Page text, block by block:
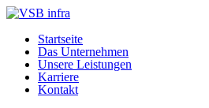
Startseite
Das Unternehmen
Unsere Leistungen
Karriere
Kontakt